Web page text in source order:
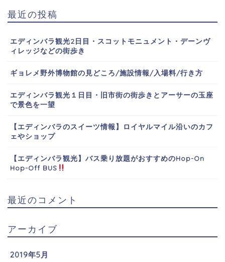
最近の投稿
エディンバラ観光2日目・スコットモニュメント・デーンヴ
ィレッジなどの街歩き
ギョレメ野外博物館の見どころ/施設情報/入場料/行き方
エディンバラ観光１日目・旧市街の街歩きとアーサーの玉座
で景色を一望
【エディンバラのスイーツ情報】ロイヤルマイル沿いのカフ
ェやショップ
【エディンバラ観光】バス乗り放題がおすすめのHop-On
Hop-Off BUS
最近のコメント
アーカイブ
2019年5月